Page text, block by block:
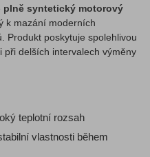
plně syntetický motorový
k mazání moderních
Produkt poskytuje spolehlivou
delších intervalech výměny
teplotní rozsah
vlastnosti během